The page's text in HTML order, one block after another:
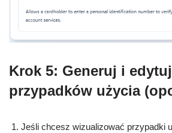
Krok 5: Generuj i
przypadków użycia
Jeśli chcesz wizualizować przypadki